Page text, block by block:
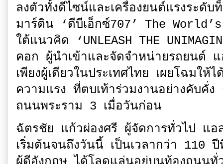
ลงตัวทั้งดีไซน์และเครื่องยนต์แรงระ
มาร์ติน ‘ดีบีเอ็กซ์707’ The
ใต้แนวคิด ‘UNLEASH THE
คอก ผู้นำเข้าและจัดจำหน่ายรถยนต์
เพียงผู้เดียวในประเทศไทย เผยโฉมใ
ความแรง ที่ตบเท้าร่วมงานอย่างคับ
ถนนพระราม 3 เมื่อวันก่อน
ฉัตรชัย แก้วผ่องศรี ผู้จัดการทั่วไป แ
เริ่มต้นจนถึงวันนี้ เป็นเวลากว่า 110